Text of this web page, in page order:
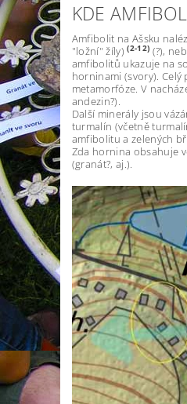
KDE
Amfibolit na Ašsku
"ložní" žíly)(2-12) (?),
amfibolitů ukazuje na
horninami (svory).
metamorfóze. V
andezin?).
Další minerály jsou
turmalín (včetně
amfibolitu a zelených
Zda hornina obsahuje
(granát?, aj.).